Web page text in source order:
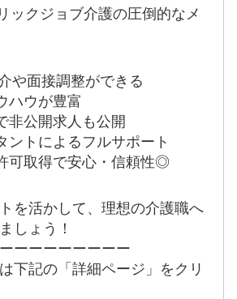
ックジョブ介護の圧倒的なメ
や面接調整ができる
ハウが豊富
非公開求人も公開
ントによるフルサポート
可取得で安心・信頼性◎
を活かして、理想の介護職へ
しょう！
ーーーーーーーー
下記の「詳細ページ」をクリ